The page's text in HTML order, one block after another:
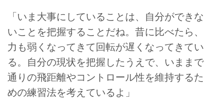
「いま大事にしていることは、自分ができな
いことを把握することだね。昔に比べたら、
力も弱くなってきて回転が遅くなってきてい
る。自分の現状を把握したうえで、いままで
通りの飛距離やコントロール性を維持するた
めの練習法を考えているよ」